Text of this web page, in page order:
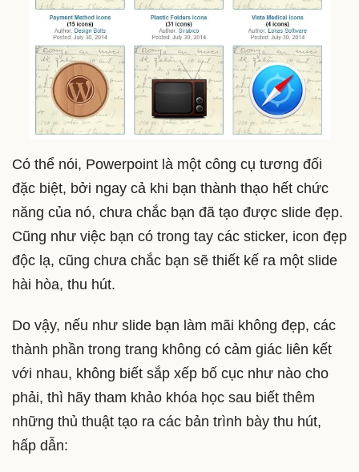
Có thể nói, Powerpoint là một công cụ tương đối
đặc biệt, bởi ngay cả khi bạn thành thạo hết chức
năng của nó, chưa chắc bạn đã tạo được slide đẹp.
Cũng như việc bạn có trong tay các sticker, icon đẹp
độc lạ, cũng chưa chắc bạn sẽ thiết kế ra một slide
hài hòa, thu hút.
Do vậy, nếu như slide bạn làm mãi không đẹp, các
thành phần trong trang không có cảm giác liên kết
với nhau, không biết sắp xếp bố cục như nào cho
phải, thì hãy tham khảo khóa học sau biết thêm
những thủ thuật tạo ra các bản trình bày thu hút,
hấp dẫn: